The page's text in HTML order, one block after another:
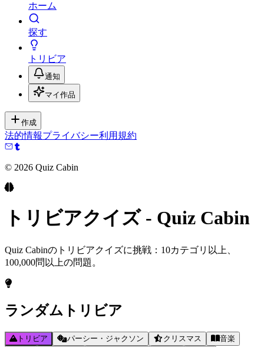
ホーム
探す
トリビア
通知
マイ作品
作成
法的情報プライバシー利用規約
© 2026 Quiz Cabin
トリビアクイズ - Quiz Cabin
Quiz Cabinのトリビアクイズに挑戦：10カテゴリ以上、
100,000問以上の問題。
ランダムトリビア
トリビア パーシー・ジャクソン クリスマス
音楽